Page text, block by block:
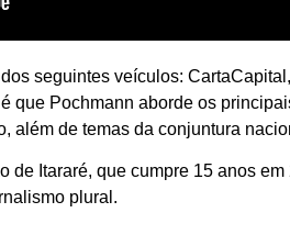
seguintes veículos:
que Pochmann aborde os
além de temas da conjuntura
de Itararé, que cumpre 15 anos
plural.